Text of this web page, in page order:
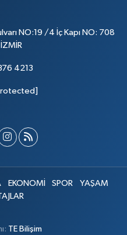
NO:19 /4 İç Kapı NO: 708
4213
EKONOMİ SPOR
YAŞAM
TE Bilişim